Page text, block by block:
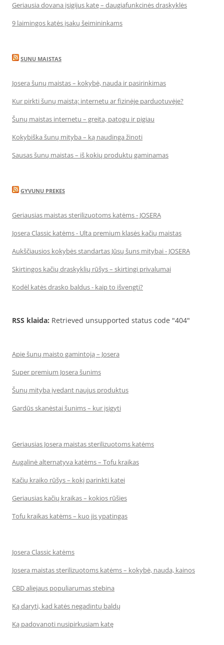
Geriausia dovana įsigijus katę – daugiafunkcinės draskyklės
9 laimingos katės įsakų šeimininkams
SUNU MAISTAS
Josera šunų maistas – kokybė, nauda ir pasirinkimas
Kur pirkti šunų maistą: internetu ar fizinėje parduotuvėje?
Šunų maistas internetu – greita, patogu ir pigiau
Kokybiška šunų mityba – ką naudinga žinoti
Sausas šunų maistas – iš kokių produktų gaminamas
GYVUNU PREKES
Geriausias maistas sterilizuotoms katėms - JOSERA
Josera Classic katėms - Ulta premium klasės kačių maistas
Aukščiausios kokybės standartas Jūsų šuns mitybai - JOSERA
Skirtingos kačių draskyklių rūšys – skirtingi privalumai
Kodėl katės drasko baldus - kaip to išvengti?
RSS klaida: Retrieved unsupported status code "404"
Apie šunų maisto gamintoją – Josera
Super premium Josera šunims
Šunų mityba įvedant naujus produktus
Gardūs skanėstai šunims – kur įsigyti
Geriausias Josera maistas sterilizuotoms katėms
Augalinė alternatyva katėms – Tofu kraikas
Kačių kraiko rūšys – kokį parinkti katei
Geriausias kačių kraikas – kokios rūšies
Tofu kraikas katėms – kuo jis ypatingas
Josera Classic katėms
Josera maistas sterilizuotoms katėms – kokybė, nauda, kainos
CBD aliejaus populiarumas stebina
Ką daryti, kad katės negadintų baldų
Ką padovanoti nusipirkusiam katę